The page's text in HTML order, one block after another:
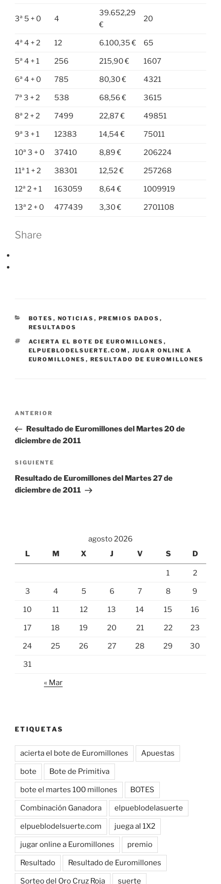
3ª 5 + 0 4
39.652,29
€
20
4ª 4 + 2 12 6.100,35 € 65
5ª 4 + 1 256 215,90 € 1607
6ª 4 + 0 785 80,30 € 4321
7ª 3 + 2 538 68,56 € 3615
8ª 2 + 2 7499 22,87 € 49851
9ª 3 + 1 12383 14,54 € 75011
10ª 3 + 0 37410 8,89 € 206224
11ª 1 + 2 38301 12,52 € 257268
12ª 2 + 1 163059 8,64 € 1009919
13ª 2 + 0 477439 3,30 € 2701108
Share
CATEGORÍAS
BOTES , NOTICIAS , PREMIOS DADOS ,
RESULTADOS
ETIQUETAS
ACIERTA EL BOTE DE EUROMILLONES ,
ELPUEBLODELSUERTE.COM , JUGAR ONLINE A
EUROMILLONES , RESULTADO DE EUROMILLONES
Navegación
entradas
Entrada
anterior:
ANTERIOR
Resultado de Euromillones del Martes 20 de
diciembre de 2011
Siguiente
entrada
SIGUIENTE
Resultado de Euromillones del Martes 27 de
diciembre de 2011
agosto 2026
L
M X J V S D
1 2
3 4 5 6 7 8 9
10 11 12 13 14 15 16
17 18 19 20 21 22 23
24 25 26 27 28 29 30
31
« Mar
ETIQUETAS
acierta el bote de Euromillones Apuestas
bote Bote de Primitiva
bote el martes 100 millones BOTES
Combinación Ganadora elpueblodelasuerte
elpueblodelsuerte.com juega al 1X2
jugar online a Euromillones premio
Resultado Resultado de Euromillones
Sorteo del Oro Cruz Roja suerte